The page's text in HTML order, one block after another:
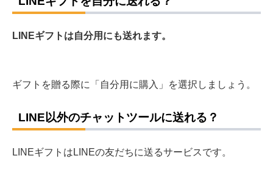
LINEギフトは自分用にも送れます。
ギフトを贈る際に「自分用に購入」を選択しましょう。
LINE以外のチャットツールに送れる？
LINEギフトはLINEの友だちに送るサービスです。